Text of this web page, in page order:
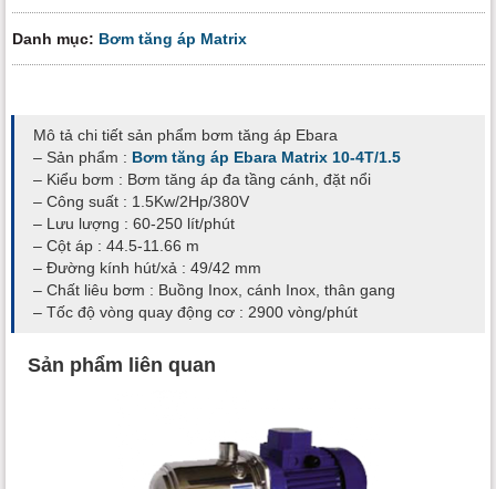
Danh mục: Bơm tăng áp Matrix
Mô tả chi tiết sản phẩm bơm tăng áp Ebara
– Sản phẩm : Bơm tăng áp Ebara Matrix 10-4T/1.5
– Kiểu bơm : Bơm tăng áp đa tầng cánh, đặt nổi
– Công suất : 1.5Kw/2Hp/380V
– Lưu lượng : 60-250 lít/phút
– Cột áp : 44.5-11.66 m
– Đường kính hút/xả : 49/42 mm
– Chất liêu bơm : Buồng Inox, cánh Inox, thân gang
– Tốc độ vòng quay động cơ : 2900 vòng/phút
Sản phẩm liên quan